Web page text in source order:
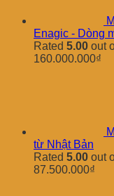
Enagic - Dòng
Rated 5.00 out
160.000.000₫
từ Nhật Bản
Rated 5.00 out
87.500.000₫